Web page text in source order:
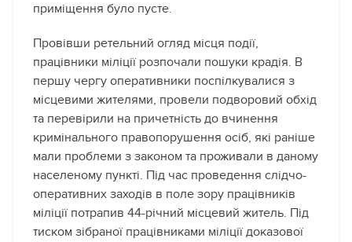
приміщення було пусте.
Провівши ретельний огляд місця події,
працівники міліції розпочали пошуки крадія. В
першу чергу оперативники поспілкувалися з
місцевими жителями, провели подворовий обхід
та перевірили на причетність до вчинення
кримінального правопорушення осіб, які раніше
мали проблеми з законом та проживали в даному
населеному пункті. Під час проведення слідчо-
оперативних заходів в поле зору працівників
міліції потрапив 44-річний місцевий житель. Під
тиском зібраної працівниками міліції доказової